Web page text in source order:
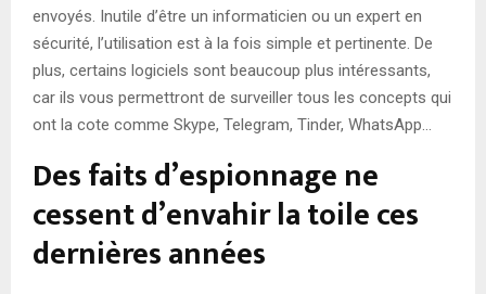
envoyés. Inutile d’être un informaticien ou un expert en
sécurité, l’utilisation est à la fois simple et pertinente. De
plus, certains logiciels sont beaucoup plus intéressants,
car ils vous permettront de surveiller tous les concepts qui
ont la cote comme Skype, Telegram, Tinder, WhatsApp…
Des faits d’espionnage ne
cessent d’envahir la toile ces
dernières années